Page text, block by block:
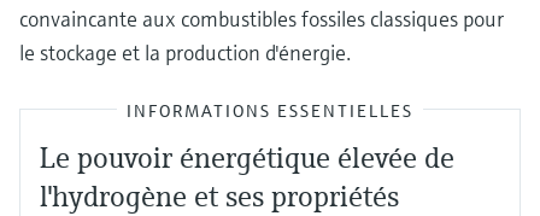
convaincante aux combustibles fossiles classiques pour
le stockage et la production d'énergie.
INFORMATIONS ESSENTIELLES
Le pouvoir énergétique élevée de
l'hydrogène et ses propriétés